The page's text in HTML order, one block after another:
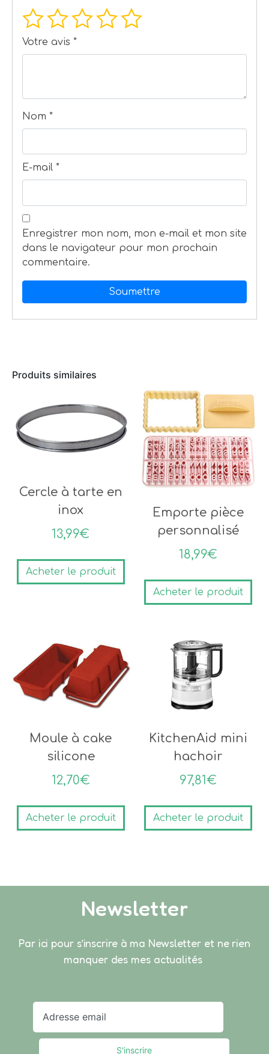
Votre avis *
Nom *
E-mail *
Enregistrer mon nom, mon e-mail et mon site
dans le navigateur pour mon prochain
commentaire.
Produits similaires
Cercle à tarte en
inox
13,99€
Acheter le produit
Emporte pièce
personnalisé
18,99€
Acheter le produit
Moule à cake
silicone
12,70€
Acheter le produit
KitchenAid mini
hachoir
97,81€
Acheter le produit
Newsletter
Par ici pour s’inscrire à ma Newsletter et ne rien
manquer des mes actualités